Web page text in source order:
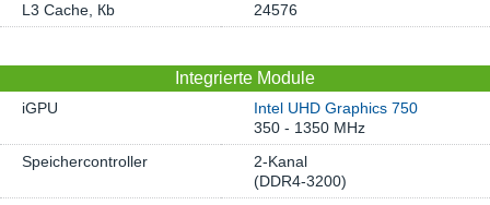
L3 Cache, Кb
24576
Integrierte Module
iGPU
Intel UHD Graphics 750
350 - 1350 MHz
Speichercontroller
2-Kanal
(DDR4-3200)